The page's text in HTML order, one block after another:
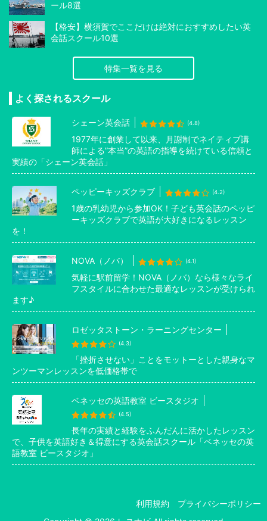
ール8選
【格安】横須賀でここだけは絶対におすすめしたい英
会話スクール10選
特集一覧を見る
よく探されるスクール
シェーン英会話 (4.8)
1977年に創業して以来、月謝制でネイティブ講
師による”本当”の英語の指導を続けている信頼と
実績の「シェーン英会話」
ペッピーキッズクラブ (4.2)
1歳の乳幼児から参加OK！子ども英会話のペッピ
ーキッズクラブで英語が大好きになるレッスン
を！
NOVA（ノバ） (4.1)
気軽に駅前留学！NOVA（ノバ）なら様々なライ
フスタイルに合わせた最適なレッスンが受けられ
ます♪
ロゼッタストーン・ラーニングセンター
(4.3)
「挫折させない」ことをモットーとした親身なマ
ンツーマンレッスンを低価格帯で
ベネッセの英語教室 ビースタジオ
(4.5)
長年の実績と経験をふんだんに活かしたレッスン
で、子供を英語好き＆得意にする英会話スクール「ベネッセの英
語教室 ビースタジオ」
利用規約
プライバシーポリシー